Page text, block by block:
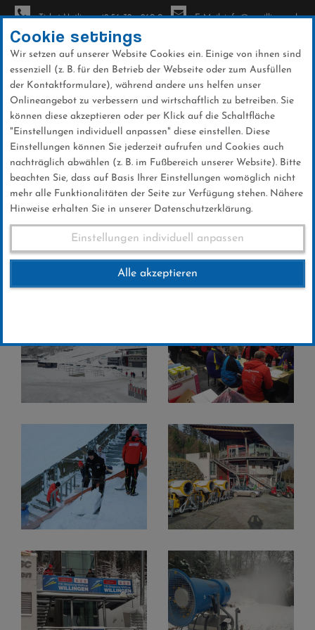
Direkt
zum
Inhalt
Ticket-Hotline: +49 56 32 - 960-0 E-Mail: info@sc-willingen.de
Galerien
Vorbereitungen FIS Skisprung Weltcup
2017
Cookie settings
Wir setzen auf unserer Website Cookies ein. Einige von ihnen sind
essenziell (z. B. für den Betrieb der Webseite oder zum Ausfüllen
der Kontaktformulare), während andere uns helfen unser
Onlineangebot zu verbessern und wirtschaftlich zu betreiben. Sie
können diese akzeptieren oder per Klick auf die Schaltfläche
"Einstellungen individuell anpassen" diese einstellen. Diese
Einstellungen können Sie jederzeit aufrufen und Cookies auch
nachträglich abwählen (z. B. im Fußbereich unserer Website). Bitte
beachten Sie, dass auf Basis Ihrer Einstellungen womöglich nicht
mehr alle Funktionalitäten der Seite zur Verfügung stehen. Nähere
Hinweise erhalten Sie in unserer Datenschutzerklärung.
Einstellungen individuell anpassen
Alle akzeptieren